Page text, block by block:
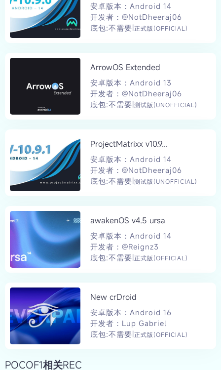
安卓版本：Android 14
开发者：@NotDheeraj06
底包:不需要|正式版(OFFICIAL)
ArrowOS Extended
安卓版本：Android 13
开发者：@NotDheeraj06
底包:不需要|测试版(UNOFFICIAL)
ProjectMatrixx v10.9...
安卓版本：Android 14
开发者：@NotDheeraj06
底包:不需要|测试版(UNOFFICIAL)
awakenOS v4.5 ursa
安卓版本：Android 14
开发者：@Reignz3
底包:不需要|正式版(OFFICIAL)
New crDroid
安卓版本：Android 16
开发者：Lup Gabriel
底包:不需要|正式版(OFFICIAL)
POCOF1相关REC